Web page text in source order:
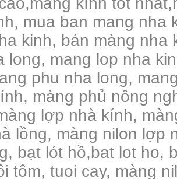
mua ban mang nha
kinh, bán màng nha
long, mang lop nha
phu nha long,
màng phủ nông
lợp nhà kính,
lồng, màng nilon lợp
bạt lót hồ,bat lot ho,
tôm, tuoi cay, màng